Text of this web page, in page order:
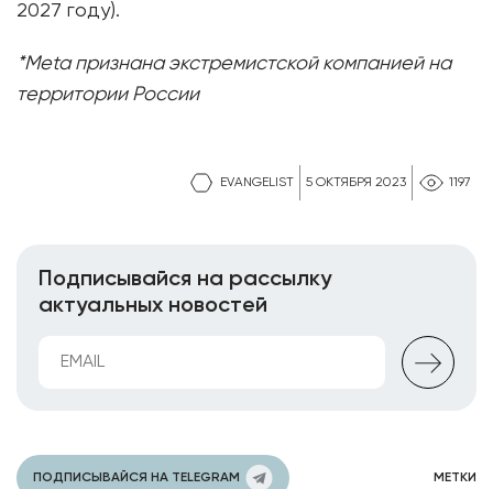
EVANGELIST 5 ОКТЯБРЯ 2023 1197
2027 году).
*Meta признана экстремистской компанией на
территории России
Подписывайся на рассылку
актуальных новостей
ПОДПИСЫВАЙСЯ НА TELEGRAM МЕТКИ